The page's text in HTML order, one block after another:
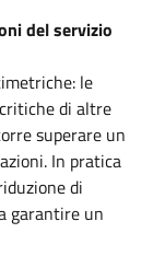
del servizio
le
di altre
superare un
In pratica
di
garantire un